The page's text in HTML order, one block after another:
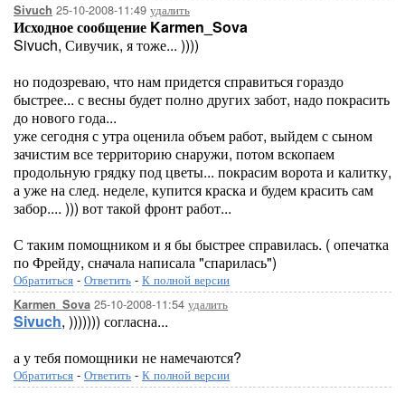
Sivuch 25-10-2008-11:49 удалить
Исходное сообщение Karmen_Sova
Sivuch, Сивучик, я тоже... ))))
но подозреваю, что нам придется справиться гораздо
быстрее... с весны будет полно других забот, надо покрасить
до нового года...
уже сегодня с утра оценила объем работ, выйдем с сыном
зачистим все территорию снаружи, потом вскопаем
продольную грядку под цветы... покрасим ворота и калитку,
а уже на след. неделе, купится краска и будем красить сам
забор.... ))) вот такой фронт работ...
С таким помощником и я бы быстрее справилась. ( опечатка
по Фрейду, сначала написала "спарилась")
Обратиться - Ответить - К полной версии
Karmen_Sova 25-10-2008-11:54 удалить
Sivuch, ))))))) согласна...
а у тебя помощники не намечаются?
Обратиться - Ответить - К полной версии